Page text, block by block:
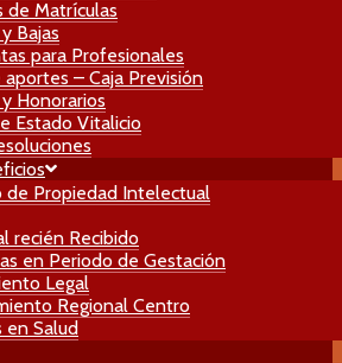
de Matrículas
Bajas
para Profesionales
aportes – Caja Previsión
Honorarios
Estado Vitalicio
de Propiedad Intelectual
recién Recibido
en Periodo de Gestación
Legal
Regional Centro
en Salud